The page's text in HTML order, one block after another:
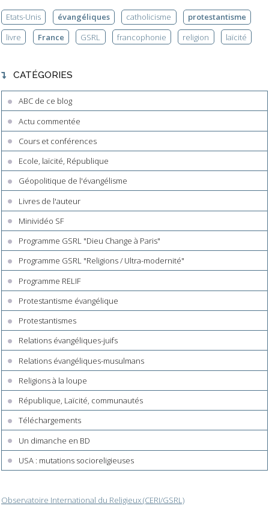
Etats-Unis évangéliques catholicisme
protestantisme
livre
France GSRL francophonie religion laïcité
CATÉGORIES
ABC de ce blog
Actu commentée
Cours et conférences
Ecole, laïcité, République
Géopolitique de l'évangélisme
Livres de l'auteur
Minividéo SF
Programme GSRL "Dieu Change à Paris"
Programme GSRL "Religions / Ultra-modernité"
Programme RELIF
Protestantisme évangélique
Protestantismes
Relations évangéliques-juifs
Relations évangéliques-musulmans
Religions à la loupe
République, Laïcité, communautés
Téléchargements
Un dimanche en BD
USA : mutations socioreligieuses
Observatoire International du Religieux (CERI/GSRL)